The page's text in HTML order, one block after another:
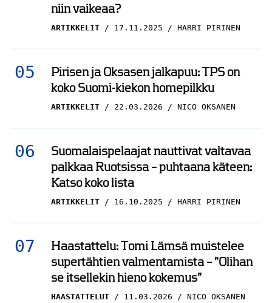
niin vaikeaa?
ARTIKKELIT 17.11.2025 HARRI PIRINEN
Pirisen ja Oksasen jalkapuu: TPS on
koko Suomi-kiekon homepilkku
ARTIKKELIT 22.03.2026 NICO OKSANEN
Suomalaispelaajat nauttivat valtavaa
palkkaa Ruotsissa – puhtaana käteen:
Katso koko lista
ARTIKKELIT 16.10.2025 HARRI PIRINEN
Haastattelu: Tomi Lämsä muistelee
supertähtien valmentamista – ”Olihan
se itsellekin hieno kokemus”
HAASTATTELUT 11.03.2026 NICO OKSANEN